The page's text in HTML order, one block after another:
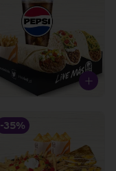
-35%